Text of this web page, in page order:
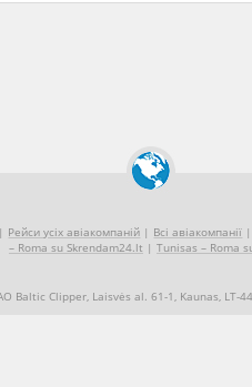
| Рейси усіх авіакомпаній | Всі авіакомпанії
– Roma su Skrendam24.lt | Tunisas – Roma
Baltic Clipper, Laisvės al. 61-1, Kaunas, LT-